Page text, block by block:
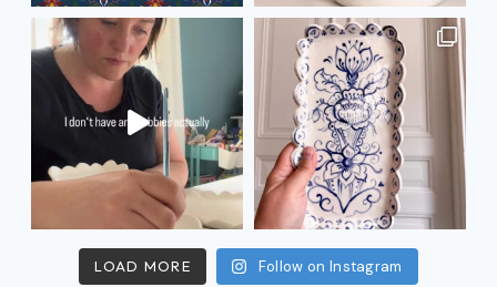
LOAD MORE Follow on Instagram